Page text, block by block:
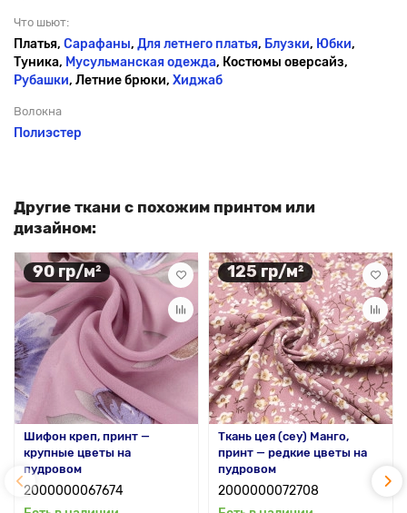
Что шьют:
Платья, Сарафаны, Для летнего платья, Блузки, Юбки,
Туника, Мусульманская одежда, Костюмы оверсайз,
Рубашки, Летние брюки, Хиджаб
Волокна
Полиэстер
Другие ткани с похожим принтом или
дизайном:
90 гр/м²
Шифон креп, принт —
крупные цветы на
пудровом
2000000067674
125 гр/м²
Ткань цея (cey) Манго,
принт — редкие цветы на
пудровом
2000000072708